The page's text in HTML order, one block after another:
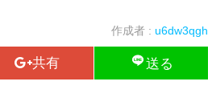
作成者 : u6dw3qgh